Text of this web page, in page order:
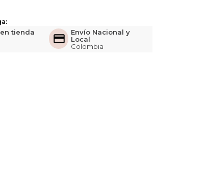
tienda
Envío Nacional y
Local
Colombia